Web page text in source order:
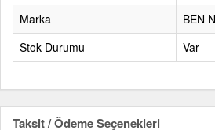
Marka
BEN
Stok Durumu
Var
Taksit / Ödeme Seçenekleri